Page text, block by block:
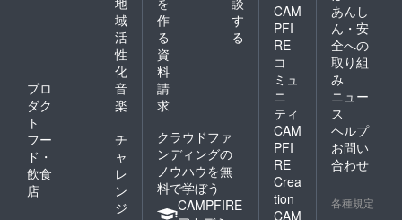
域
活
性
化
プロ
ダク
ト
音
楽
フー
ド・
飲食
店
チ
ャ
レ
ン
ジ
作
る
す
る
資
料
請
求
クラウドファ
ンディングの
ノウハウを無
料で学ぼう
CAMPFIRE
CAM
PFI
RE
コ
ミュ
ニ
ティ
CAM
PFI
RE
Crea
tion
CAM
あんし
ん・安
全への
取り組
み
ニュー
ス
ヘルプ
お問い
合わせ
各種規定